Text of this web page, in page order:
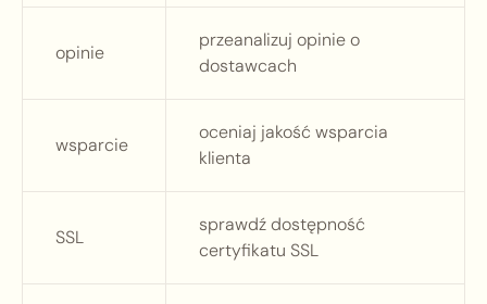
opinie
przeanalizuj opinie o
dostawcach
wsparcie
oceniaj jakość wsparcia
klienta
SSL
sprawdź dostępność
certyfikatu SSL